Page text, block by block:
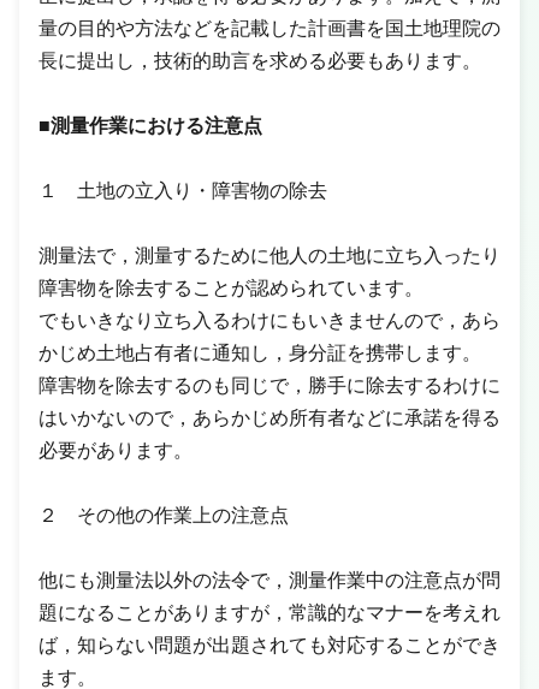
量の目的や方法などを記載した計画書を国土地理院の
長に提出し，技術的助言を求める必要もあります。
■測量作業における注意点
１ 土地の立入り・障害物の除去
測量法で，測量するために他人の土地に立ち入ったり
障害物を除去することが認められています。
でもいきなり立ち入るわけにもいきませんので，あら
かじめ土地占有者に通知し，身分証を携帯します。
障害物を除去するのも同じで，勝手に除去するわけに
はいかないので，あらかじめ所有者などに承諾を得る
必要があります。
２ その他の作業上の注意点
他にも測量法以外の法令で，測量作業中の注意点が問
題になることがありますが，常識的なマナーを考えれ
ば，知らない問題が出題されても対応することができ
ます。